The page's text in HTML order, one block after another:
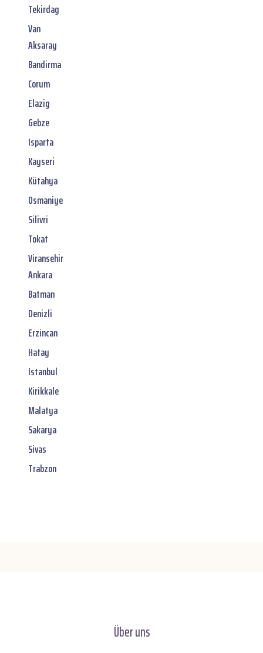
Tekirdag
Van
Aksaray
Bandirma
Corum
Elazig
Gebze
Isparta
Kayseri
Kütahya
Osmaniye
Silivri
Tokat
Viransehir
Ankara
Batman
Denizli
Erzincan
Hatay
Istanbul
Kirikkale
Malatya
Sakarya
Sivas
Trabzon
Über uns